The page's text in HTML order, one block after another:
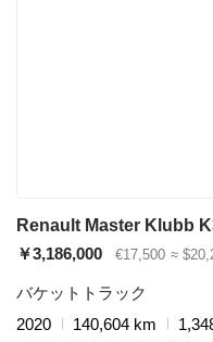
Renault Master Klubb
￥3,186,000
€17,500 ≈
バケットトラック
2020
140,604 km